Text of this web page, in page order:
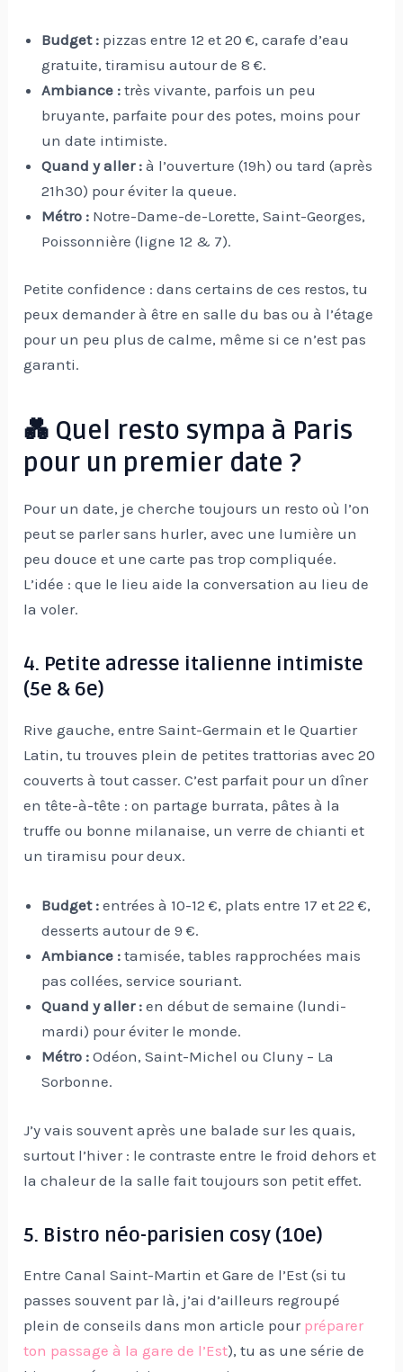
Budget : pizzas entre 12 et 20 €, carafe d’eau
gratuite, tiramisu autour de 8 €.
Ambiance : très vivante, parfois un peu
bruyante, parfaite pour des potes, moins pour
un date intimiste.
Quand y aller : à l’ouverture (19h) ou tard (après
21h30) pour éviter la queue.
Métro : Notre-Dame-de-Lorette, Saint-Georges,
Poissonnière (ligne 12 & 7).
Petite confidence : dans certains de ces restos, tu
peux demander à être en salle du bas ou à l’étage
pour un peu plus de calme, même si ce n’est pas
garanti.
💑 Quel resto sympa à Paris
pour un premier date ?
Pour un date, je cherche toujours un resto où l’on
peut se parler sans hurler, avec une lumière un
peu douce et une carte pas trop compliquée.
L’idée : que le lieu aide la conversation au lieu de
la voler.
4. Petite adresse italienne intimiste
(5e & 6e)
Rive gauche, entre Saint-Germain et le Quartier
Latin, tu trouves plein de petites trattorias avec 20
couverts à tout casser. C’est parfait pour un dîner
en tête-à-tête : on partage burrata, pâtes à la
truffe ou bonne milanaise, un verre de chianti et
un tiramisu pour deux.
Budget : entrées à 10-12 €, plats entre 17 et 22 €,
desserts autour de 9 €.
Ambiance : tamisée, tables rapprochées mais
pas collées, service souriant.
Quand y aller : en début de semaine (lundi-
mardi) pour éviter le monde.
Métro : Odéon, Saint-Michel ou Cluny – La
Sorbonne.
J’y vais souvent après une balade sur les quais,
surtout l’hiver : le contraste entre le froid dehors et
la chaleur de la salle fait toujours son petit effet.
5. Bistro néo-parisien cosy (10e)
Entre Canal Saint-Martin et Gare de l’Est (si tu
passes souvent par là, j’ai d’ailleurs regroupé
plein de conseils dans mon article pour préparer
ton passage à la gare de l’Est), tu as une série de